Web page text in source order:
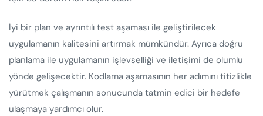
İyi bir plan ve ayrıntılı test aşaması ile geliştirilecek
uygulamanın kalitesini artırmak mümkündür. Ayrıca doğru
planlama ile uygulamanın işlevselliği ve iletişimi de olumlu
yönde gelişecektir. Kodlama aşamasının her adımını titizlikle
yürütmek çalışmanın sonucunda tatmin edici bir hedefe
ulaşmaya yardımcı olur.